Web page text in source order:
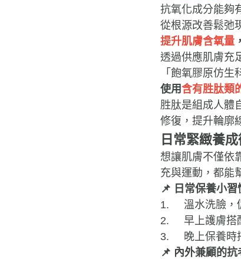
抗氧化成分能夠
從根源改善鬆弛
提升肌膚含氧量
透過供應肌膚充
「飽氧膠原仿生
使用含有胜肽類
胜肽是組成人體
修復，提升輪廓
日常緊緻養
想讓肌膚不僅依
充與運動，都能
📌 日常保養小習
1. 溫水洗臉，
2. 早上護膚搭
3. 晚上保養時
📌 內外兼顧的抗